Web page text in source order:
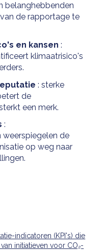
belanghebbenden
de rapportage te
en kansen :
klimaatrisico's
: sterke
de
een merk.
:
de
op weg naar
indicatoren (KPI's) die
initiatieven voor CO₂-